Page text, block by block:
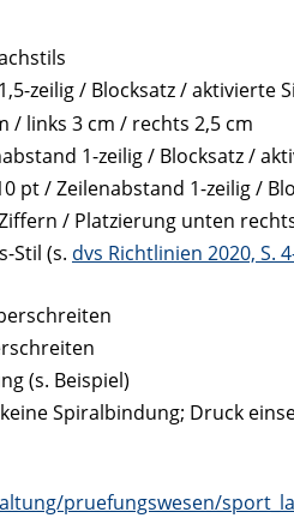
zeilig / Blocksatz / aktivierte
/ links 3 cm / rechts 2,5 cm
1-zeilig / Blocksatz /
pt / Zeilenabstand 1-zeilig /
/ Platzierung unten
Stil (s. dvs Richtlinien 2020, S.
(s. Beispiel)
Spiralbindung; Druck
pruefungswesen/